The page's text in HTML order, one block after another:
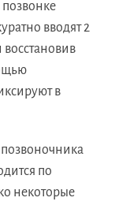
вводят 2
в
по
некоторые